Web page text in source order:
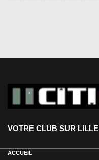
VOTRE CLUB SUR LILLE
ACCUEIL